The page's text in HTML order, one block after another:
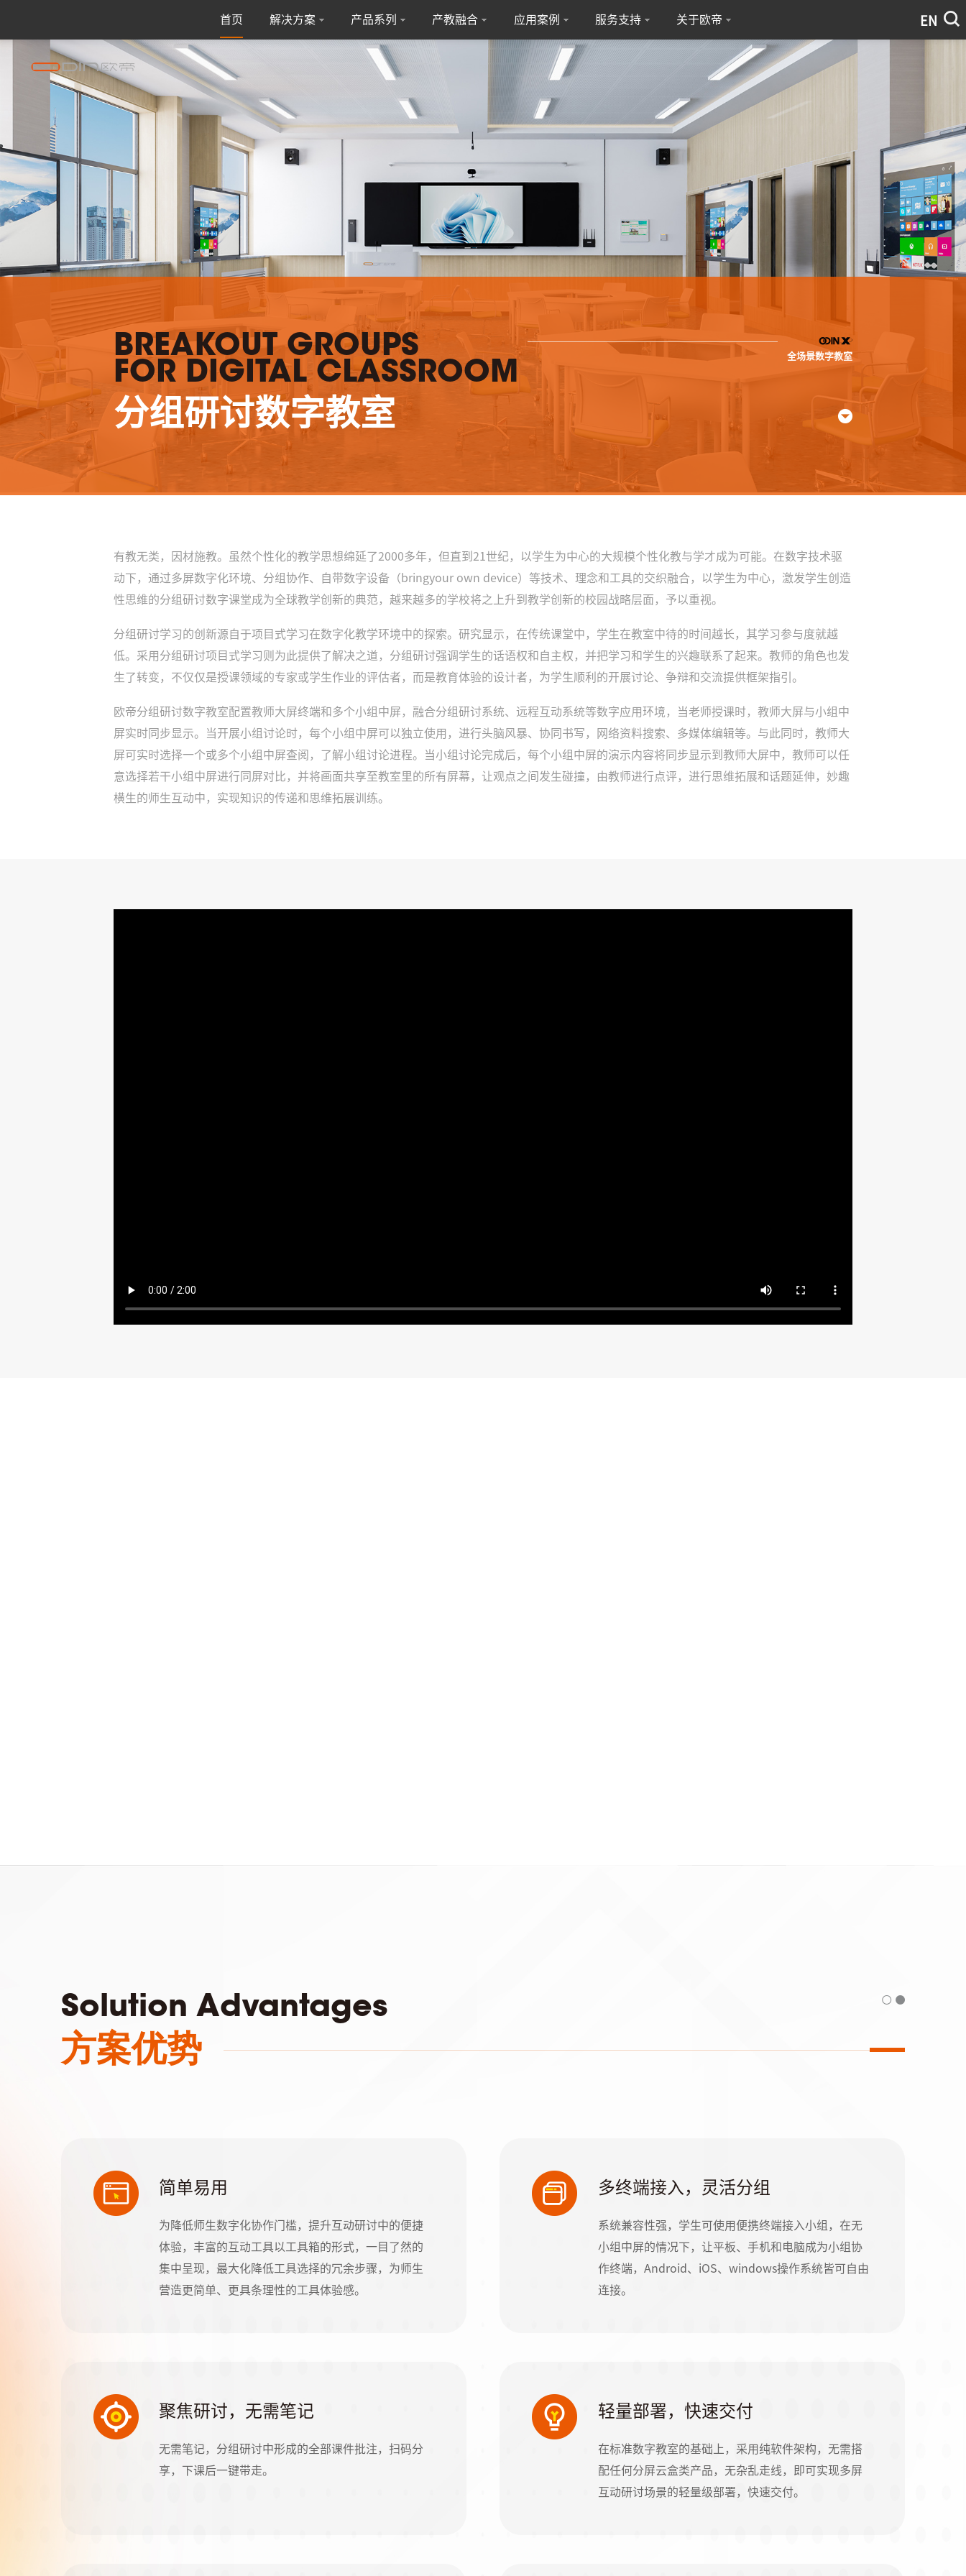
EN
首页 解决方案 产品系列 产教融合 应用案例 服务支持 关于欧帝
BREAKOUT GROUPS
FOR DIGITAL CLASSROOM
全场景数字教室
分组研讨数字教室
有教无类，因材施教。虽然个性化的教学思想绵延了2000多年，但直到21世纪，以学生为中心的大规模个性化教与学才成为可能。在数字技术驱
动下，通过多屏数字化环境、分组协作、自带数字设备（bringyour own device）等技术、理念和工具的交织融合，以学生为中心，激发学生创造
性思维的分组研讨数字课堂成为全球教学创新的典范，越来越多的学校将之上升到教学创新的校园战略层面，予以重视。
分组研讨学习的创新源自于项目式学习在数字化教学环境中的探索。研究显示，在传统课堂中，学生在教室中待的时间越长，其学习参与度就越
低。采用分组研讨项目式学习则为此提供了解决之道，分组研讨强调学生的话语权和自主权，并把学习和学生的兴趣联系了起来。教师的角色也发
生了转变，不仅仅是授课领域的专家或学生作业的评估者，而是教育体验的设计者，为学生顺利的开展讨论、争辩和交流提供框架指引。
欧帝分组研讨数字教室配置教师大屏终端和多个小组中屏，融合分组研讨系统、远程互动系统等数字应用环境，当老师授课时，教师大屏与小组中
屏实时同步显示。当开展小组讨论时，每个小组中屏可以独立使用，进行头脑风暴、协同书写，网络资料搜索、多媒体编辑等。与此同时，教师大
屏可实时选择一个或多个小组中屏查阅，了解小组讨论进程。当小组讨论完成后，每个小组中屏的演示内容将同步显示到教师大屏中，教师可以任
意选择若干小组中屏进行同屏对比，并将画面共享至教室里的所有屏幕，让观点之间发生碰撞，由教师进行点评，进行思维拓展和话题延伸，妙趣
横生的师生互动中，实现知识的传递和思维拓展训练。
Solution Advantages
方案优势
简单易用
为降低师生数字化协作门槛，提升互动研讨中的便捷
体验，丰富的互动工具以工具箱的形式，一目了然的
集中呈现，最大化降低工具选择的冗余步骤，为师生
营造更简单、更具条理性的工具体验感。
多终端接入，灵活分组
系统兼容性强，学生可使用便携终端接入小组，在无
小组中屏的情况下，让平板、手机和电脑成为小组协
作终端，Android、iOS、windows操作系统皆可自由
连接。
聚焦研讨，无需笔记
无需笔记，分组研讨中形成的全部课件批注，扫码分
享，下课后一键带走。
轻量部署，快速交付
在标准数字教室的基础上，采用纯软件架构，无需搭
配任何分屏云盒类产品，无杂乱走线，即可实现多屏
互动研讨场景的轻量级部署，快速交付。